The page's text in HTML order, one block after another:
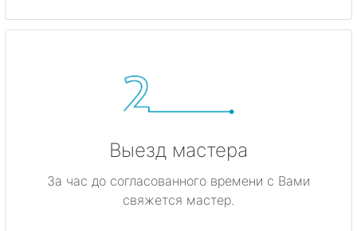
Выезд мастера
За час до согласованного времени с Вами
свяжется мастер.